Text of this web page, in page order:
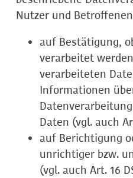
Nutzer und
auf Bestätigung,
verarbeitet
verarbeiteten
Informationen
Daten (vgl. auch
auf Berichtigung
unrichtiger bzw.
(vgl. auch Art. 16